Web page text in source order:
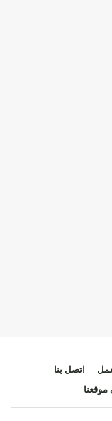
اتصل بنا
موقعنا